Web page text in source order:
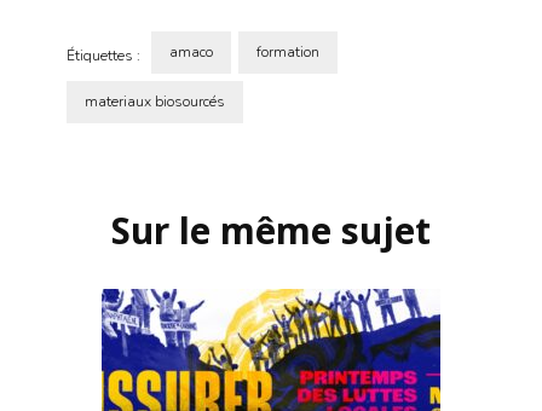
Étiquettes : amaco formation
materiaux biosourcés
Sur le même sujet